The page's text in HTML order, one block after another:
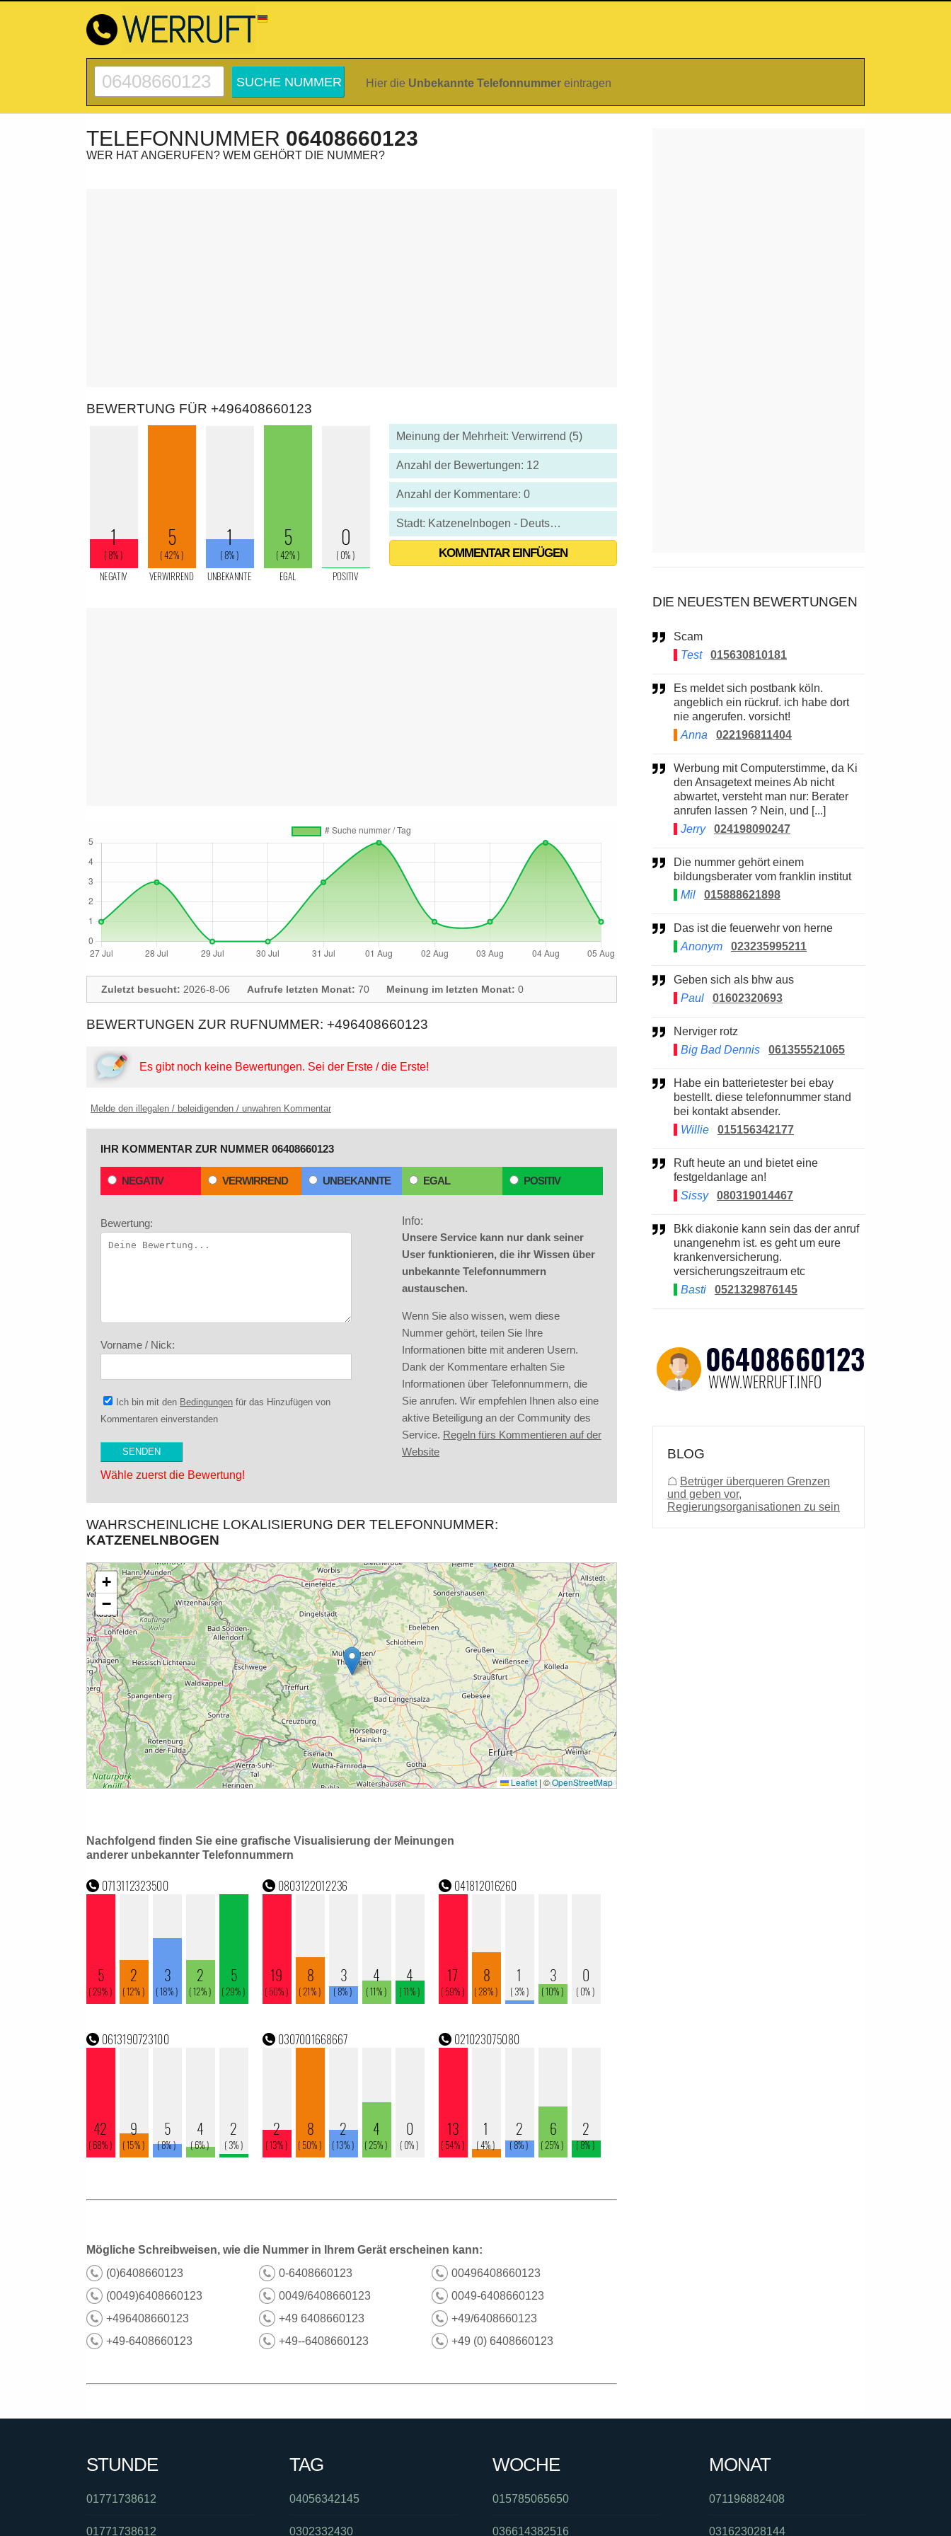
Hier die Unbekannte Telefonnummer eintragen
TELEFONNUMMER 06408660123
WER HAT ANGERUFEN? WEM GEHÖRT DIE NUMMER?
BEWERTUNG FÜR +496408660123
Meinung der Mehrheit: Verwirrend (5)
Anzahl der Bewertungen: 12
Anzahl der Kommentare: 0
Stadt: Katzenelnbogen - Deutschland
KOMMENTAR EINFÜGEN
Zuletzt besucht: 2026-8-06 Aufrufe letzten Monat: 70 Meinung im letzten Monat: 0
BEWERTUNGEN ZUR RUFNUMMER: +496408660123
Es gibt noch keine Bewertungen. Sei der Erste / die Erste!
Melde den illegalen / beleidigenden / unwahren Kommentar
IHR KOMMENTAR ZUR NUMMER 06408660123
NEGATIV VERWIRREND UNBEKANNTE EGAL POSITIV
Bewertung:
Vorname / Nick:
Ich bin mit den Bedingungen für das Hinzufügen von
Kommentaren einverstanden
Wähle zuerst die Bewertung!
Info:
Unsere Service kann nur dank seiner
User funktionieren, die ihr Wissen über
unbekannte Telefonnummern
austauschen.
Wenn Sie also wissen, wem diese
Nummer gehört, teilen Sie Ihre
Informationen bitte mit anderen Usern.
Dank der Kommentare erhalten Sie
Informationen über Telefonnummern, die
Sie anrufen. Wir empfehlen Ihnen also eine
aktive Beteiligung an der Community des
Service. Regeln fürs Kommentieren auf der
Website
WAHRSCHEINLICHE LOKALISIERUNG DER TELEFONNUMMER:
KATZENELNBOGEN
Nachfolgend finden Sie eine grafische Visualisierung der Meinungen
anderer unbekannter Telefonnummern
Mögliche Schreibweisen, wie die Nummer in Ihrem Gerät erscheinen kann:
(0)6408660123
0-6408660123
00496408660123
(0049)6408660123
0049/6408660123
0049-6408660123
+496408660123
+49 6408660123
+49/6408660123
+49-6408660123
+49--6408660123 +49 (0) 6408660123
DIE NEUESTEN BEWERTUNGEN
Scam
Test
015630810181
Es meldet sich postbank köln.
angeblich ein rückruf. ich habe dort
nie angerufen. vorsicht!
Anna
022196811404
Werbung mit Computerstimme, da Ki
den Ansagetext meines Ab nicht
abwartet, versteht man nur: Berater
anrufen lassen ? Nein, und [...]
Jerry
024198090247
Die nummer gehört einem
bildungsberater vom franklin institut
Mil
015888621898
Das ist die feuerwehr von herne
Anonym
023235995211
Geben sich als bhw aus
Paul
01602320693
Nerviger rotz
Big Bad Dennis
061355521065
Habe ein batterietester bei ebay
bestellt. diese telefonnummer stand
bei kontakt absender.
Willie
015156342177
Ruft heute an und bietet eine
festgeldanlage an!
Sissy
080319014467
Bkk diakonie kann sein das der anruf
unangenehm ist. es geht um eure
krankenversicherung.
versicherungszeitraum etc
Basti
0521329876145
BLOG
☖ Betrüger überqueren Grenzen
und geben vor,
Regierungsorganisationen zu sein
STUNDE
01771738612
01771738612
TAG
04056342145
0302332430
WOCHE
015785065650
036614382516
MONAT
071196882408
031623028144